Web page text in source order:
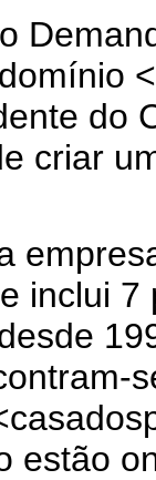
do
criar
inclui
estão